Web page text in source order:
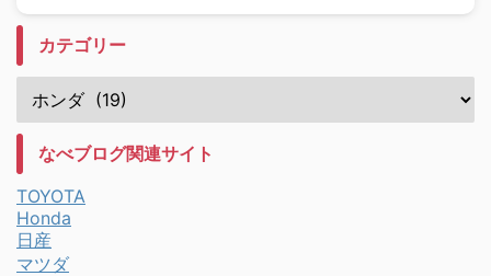
カテゴリー
なべブログ関連サイト
TOYOTA
Honda
日産
マツダ